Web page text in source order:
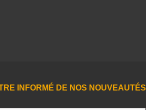
INFORMÉ DE NOS NOUVEAUTÉS